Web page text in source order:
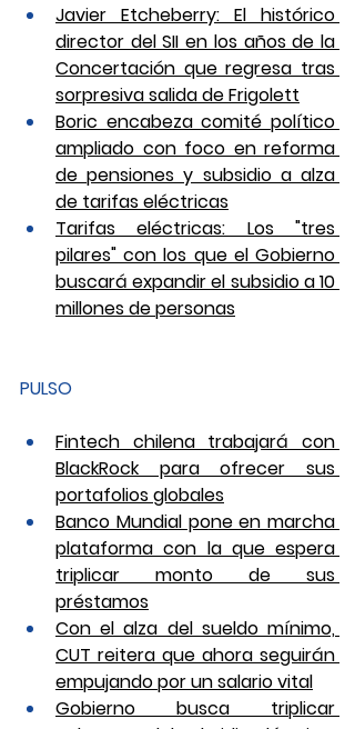
Javier Etcheberry: El histórico
director del SII en los años de la
Concertación que regresa tras
sorpresiva salida de Frigolett
Boric encabeza comité político
ampliado con foco en reforma
de pensiones y subsidio a alza
de tarifas eléctricas
Tarifas eléctricas: Los "tres
pilares" con los que el Gobierno
buscará expandir el subsidio a 10
millones de personas
PULSO
Fintech chilena trabajará con
BlackRock para ofrecer sus
portafolios globales
Banco Mundial pone en marcha
plataforma con la que espera
triplicar monto de sus
préstamos
Con el alza del sueldo mínimo,
CUT reitera que ahora seguirán
empujando por un salario vital
Gobierno busca triplicar